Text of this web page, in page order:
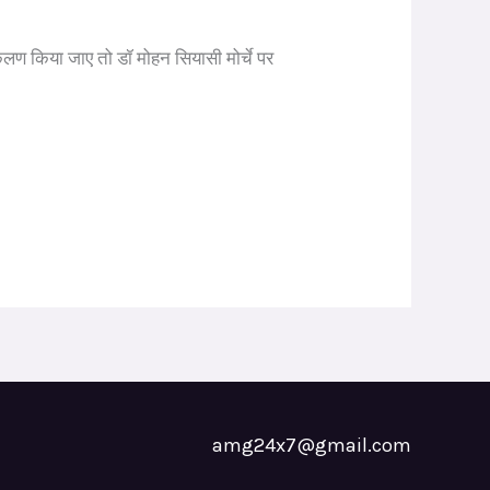
जाए तो डॉ मोहन सियासी मोर्चे पर
amg24x7@gmail.com